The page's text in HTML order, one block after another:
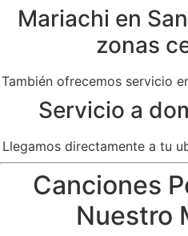
Mariachi en
zonas
También ofrecemos servicio
Servicio a
Llegamos directamente a tu
Canciones
Nuestro